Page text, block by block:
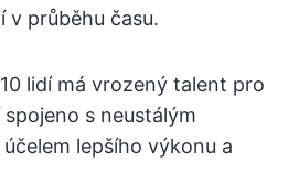
v průběhu času.
lidí má vrozený talent pro
s neustálým
lepšího výkonu a